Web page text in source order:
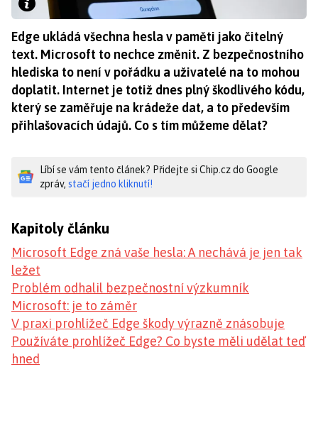
Edge ukládá všechna hesla v paměti jako čitelný
text. Microsoft to nechce změnit. Z bezpečnostního
hlediska to není v pořádku a uživatelé na to mohou
doplatit. Internet je totiž dnes plný škodlivého kódu,
který se zaměřuje na krádeže dat, a to především
přihlašovacích údajů. Co s tím můžeme dělat?
Líbí se vám tento článek? Přidejte si Chip.cz do Google
zpráv, stačí jedno kliknutí!
Kapitoly článku
Microsoft Edge zná vaše hesla: A nechává je jen tak
ležet
Problém odhalil bezpečnostní výzkumník
Microsoft: je to záměr
V praxi prohlížeč Edge škody výrazně znásobuje
Používáte prohlížeč Edge? Co byste měli udělat teď
hned